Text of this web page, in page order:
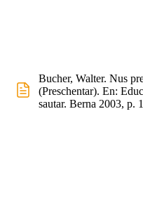
Bucher, Walter. Nus
(Preschentar). En:
sautar. Berna 2003, p.